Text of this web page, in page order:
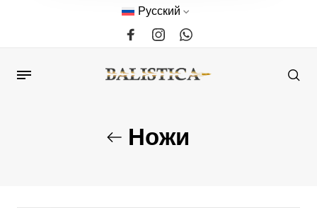
Русский
Ножи